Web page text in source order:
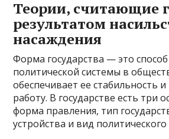
Теории, считающие
результатом
насаждения
Форма государства — это
политической системы в
обеспечивает ее стабильность
работу. В государстве есть три
форма правления, тип
устройства и вид